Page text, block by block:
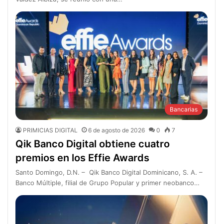
Bancarias
PRIMICIAS DIGITAL 6 de agosto de 2026 0 7
Qik Banco Digital obtiene cuatro
premios en los Effie Awards
Santo Domingo, D.N. – Qik Banco Digital Dominicano, S. A. –
Banco Múltiple, filial de Grupo Popular y primer neobanco…